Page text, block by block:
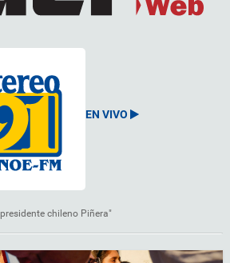
EN VIVO
chileno Piñera"